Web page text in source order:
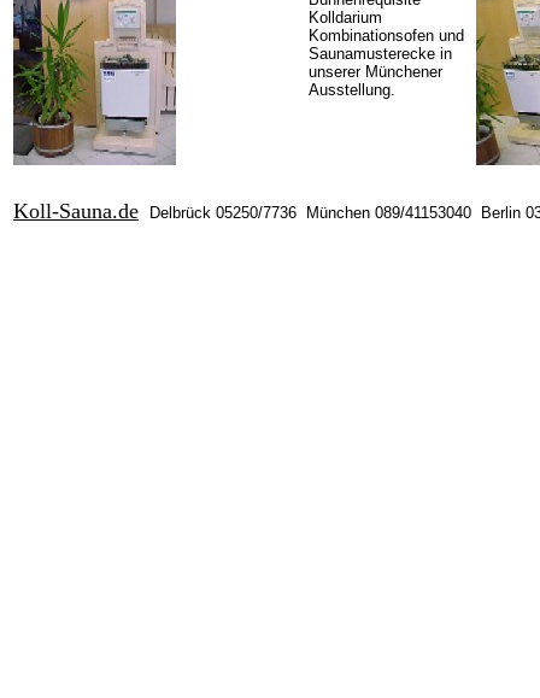
Kolldarium
Kombinationsofen und
Saunamusterecke in
unserer Münchener
Ausstellung.
Koll-Sauna.de Delbrück 05250/7736 München 089/41153040 Berlin